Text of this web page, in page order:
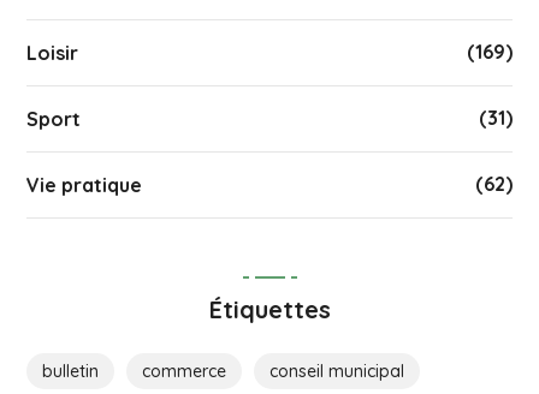
Loisir (169)
Sport (31)
Vie pratique (62)
Étiquettes
bulletin commerce conseil municipal